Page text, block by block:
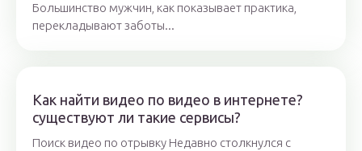
Большинство мужчин, как показывает практика,
перекладывают заботы...
Как найти видео по видео в интернете?
существуют ли такие сервисы?
Поиск видео по отрывку Недавно столкнулся с